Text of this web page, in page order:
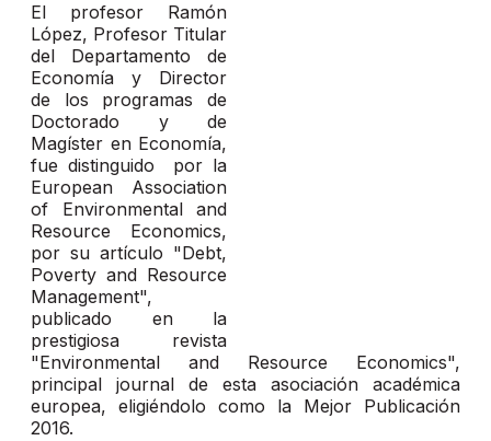
El profesor Ramón
López, Profesor Titular
del Departamento de
Economía y Director
de los programas de
Doctorado y de
Magíster en Economía,
fue distinguido por la
European Association
of Environmental and
Resource Economics,
por su artículo "Debt,
Poverty and Resource
Management",
publicado en la
prestigiosa revista
"Environmental and Resource Economics",
principal journal de esta asociación académica
europea, eligiéndolo como la Mejor Publicación
2016.